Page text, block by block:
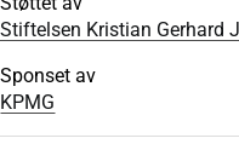
Stiftelsen Kristian Gerhard
Sponset av
KPMG